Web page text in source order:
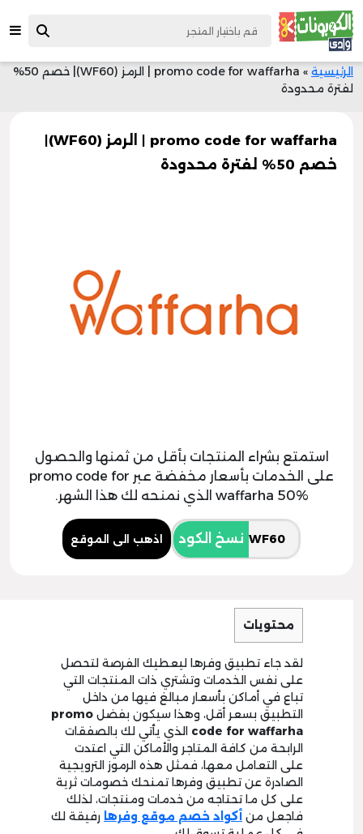
الرئيسية »
promo code for waffarha | الرمز (WF60)| خصم 50%
لفترة محدودة
promo code for waffarha | الرمز (WF60)|
خصم 50% لفترة محدودة
استمتع بشراء المنتجات بأقل من ثمنها والحصول
على الخدمات بأسعار مخفضة عبر promo code for
waffarha 50% الذي نمنحه لك هذا الشهر.
نسخ الكود اذهب الى الموقع
محتويات
لقد جاء تطبيق وفرها ليعطيك الفرصة لتحصل
على نفس الخدمات وتشتري ذات المنتجات التي
تباع في أماكن بأسعار مبالغ فيها من داخل
التطبيق بسعر أقل، وهذا سيكون بفضل promo
code for waffarha الذي يأتي لك بالصفقات
الرابحة من كافة المتاجر والأماكن التي اعتدت
على التعامل معها، فمثل هذه الرموز الترويجية
الصادرة عن تطبيق وفرها تمنحك خصومات ثرية
على كل ما تحتاجه من خدمات ومنتجات، لذلك
فاجعل من أكواد خصم موقع وفرها رفيقة لك